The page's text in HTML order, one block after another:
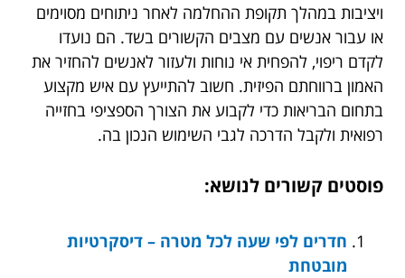
ויציבות במהלך תקופת ההחלמה לאחר ניתוחים מסוימים
או עבור אנשים עם מצבים הקשורים בשד. הם נועדו
לקדם ריפוי, להפחית אי נוחות ולעזור לאנשים להחזיר את
האמון ברווחתם הפיזית. חשוב להתייעץ עם איש מקצוע
בתחום הבריאות כדי לקבוע את הצורך הספציפי בחזייה
רפואית ולקבל הדרכה לגבי השימוש הנכון בה.
פוסטים קשורים לנושא:
חדרים לפי שעה לכל מטרה – דיסקרטיות
מובטחת